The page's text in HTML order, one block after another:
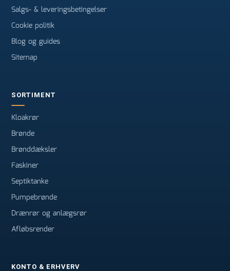
Salgs- & leveringsbetingelser
Cookie politik
Blog og guides
Sitemap
SORTIMENT
Kloakrør
Brønde
Brønddæksler
Faskiner
Septiktanke
Pumpebrønde
Drænrør og anlægsrør
Afløbsrender
KONTO & ERHVERV